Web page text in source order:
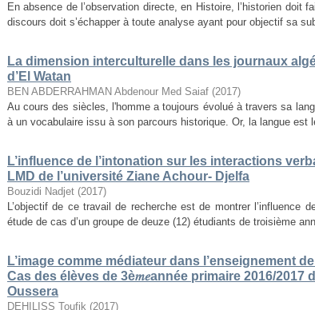
En absence de l’observation directe, en Histoire, l’historien doit
discours doit s’échapper à toute analyse ayant pour objectif sa
La dimension interculturelle dans les journaux
d’El Watan
BEN ABDERRAHMAN Abdenour Med Saiaf (2017)
Au cours des siècles, l'homme a toujours évolué à travers sa
à un vocabulaire issu à son parcours historique. Or, la langue
L’influence de l’intonation sur les interactions
LMD de l’université Ziane Achour- Djelfa
Bouzidi Nadjet (2017)
L’objectif de ce travail de recherche est de montrer l’influence
étude de cas d’un groupe de deuze (12) étudiants de troisième
L’image comme médiateur dans l’enseignement
Cas des élèves de 3è𝑚𝑒année primaire 2016/2017
Oussera
DEHILISS Toufik (2017)